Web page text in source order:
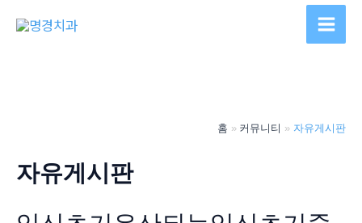
Main
홈 커뮤니티 자유게시판
자유게시판